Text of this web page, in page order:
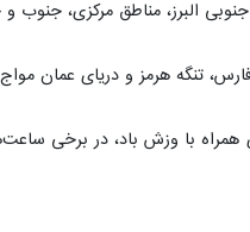
جنوبی البرز، مناطق مرکزی،
تنگه هرمز و دریای عمان